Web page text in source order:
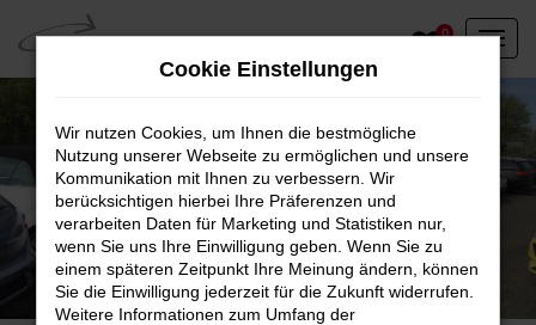
Zum
Hauptinhalt
springen
0
Unser Fahrzeugbestand vor Ort
Entdecken Sie unsere sofort verfügbaren
Cookie Einstellungen
Wir nutzen Cookies, um Ihnen die bestmögliche
Nutzung unserer Webseite zu ermöglichen und unsere
Kommunikation mit Ihnen zu verbessern. Wir
berücksichtigen hierbei Ihre Präferenzen und
verarbeiten Daten für Marketing und Statistiken nur,
wenn Sie uns Ihre Einwilligung geben. Wenn Sie zu
einem späteren Zeitpunkt Ihre Meinung ändern, können
Sie die Einwilligung jederzeit für die Zukunft widerrufen.
Weitere Informationen zum Umfang der